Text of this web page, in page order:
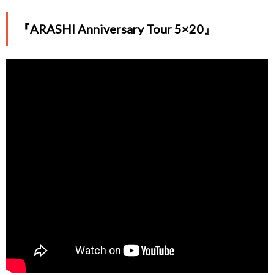
『ARASHI Anniversary Tour 5×20』